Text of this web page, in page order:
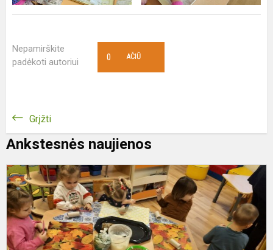
Nepamirškite
padėkoti autoriui
AČIŪ
0
Grįžti
Ankstesnės naujienos